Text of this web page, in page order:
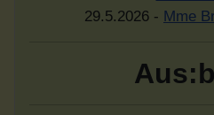
29.5.2026 - Mme